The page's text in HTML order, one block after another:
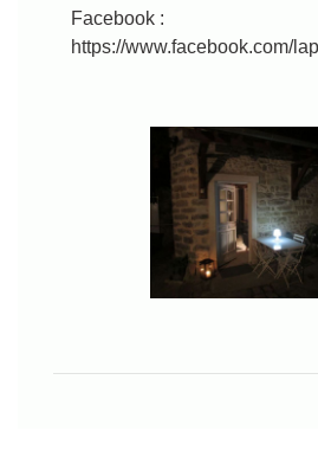
Facebook :
https://www.facebook.com/